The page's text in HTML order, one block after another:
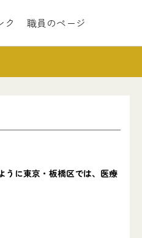
ク 職員のページ
うに東京・板橋区では、医療